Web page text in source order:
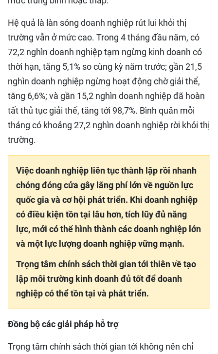
Hệ quả là làn sóng doanh nghiệp rút lui khỏi thị
trường vẫn ở mức cao. Trong 4 tháng đầu năm, có
72,2 nghìn doanh nghiệp tạm ngừng kinh doanh có
thời hạn, tăng 5,1% so cùng kỳ năm trước; gần 21,5
nghìn doanh nghiệp ngừng hoạt động chờ giải thể,
tăng 6,6%; và gần 15,2 nghìn doanh nghiệp đã hoàn
tất thủ tục giải thể, tăng tới 98,7%. Bình quân mỗi
tháng có khoảng 27,2 nghìn doanh nghiệp rời khỏi thị
trường.
Việc doanh nghiệp liên tục thành lập rồi nhanh
chóng đóng cửa gây lãng phí lớn về nguồn lực
quốc gia và cơ hội phát triển. Khi doanh nghiệp
có điều kiện tồn tại lâu hơn, tích lũy đủ năng
lực, mới có thể hình thành các doanh nghiệp lớn
và một lực lượng doanh nghiệp vững mạnh.
Trọng tâm chính sách thời gian tới thiên về tạo
lập môi trường kinh doanh đủ tốt để doanh
nghiệp có thể tồn tại và phát triển.
Đồng bộ các giải pháp hỗ trợ
Trọng tâm chính sách thời gian tới không nên chỉ